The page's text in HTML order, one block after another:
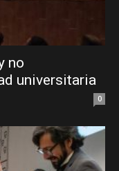
no
universitaria
0